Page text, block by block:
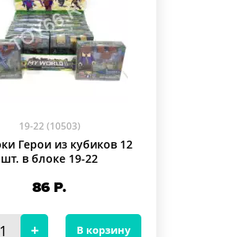
19-22 (10503)
Герои из кубиков 12
шт. в блоке 19-22
86 Р.
В корзину